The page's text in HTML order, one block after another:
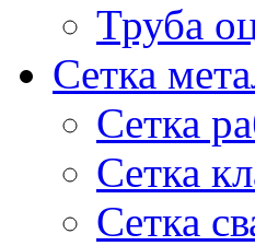
Труба
Сетка
Сетка
Сетка
Сетка